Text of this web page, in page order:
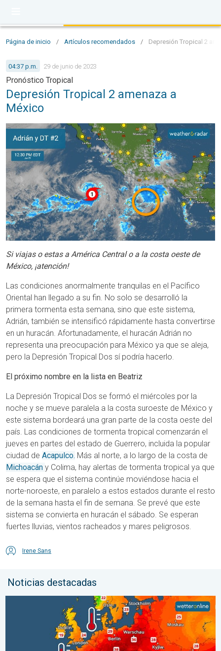
Página de inicio / Artículos recomendados / Depresión Tropical 2
04:37 p.m. 29 de junio de 2023
Pronóstico Tropical
Depresión Tropical 2 amenaza a
México
Si viajas o estas a América Central o a la costa oeste de
México, ¡atención!
Las condiciones anormalmente tranquilas en el Pacífico
Oriental han llegado a su fin. No solo se desarrolló la
primera tormenta esta semana, sino que este sistema,
Adrián, también se intensificó rápidamente hasta convertirse
en un huracán. Afortunadamente, el huracán Adrián no
representa una preocupación para México ya que se aleja,
pero la Depresión Tropical Dos sí podría hacerlo.
El próximo nombre en la lista en Beatriz
La Depresión Tropical Dos se formó el miércoles por la
noche y se mueve paralela a la costa suroeste de México y
este sistema bordeará una gran parte de la costa oeste del
país. Las condiciones de tormenta tropical comenzarán el
jueves en partes del estado de Guerrero, incluida la popular
ciudad de Acapulco. Más al norte, a lo largo de la costa de
Michoacán y Colima, hay alertas de tormenta tropical ya que
se espera que el sistema continúe moviéndose hacia el
norte-noroeste, en paralelo a estos estados durante el resto
de la semana hasta el fin de semana. Se prevé que este
sistema se convierta en huracán el sábado. Se esperan
fuertes lluvias, vientos racheados y mares peligrosos.
Irene Sans
Noticias destacadas
Mares europeos muy cálidos. Hasta 30 grados. . . martes, 4